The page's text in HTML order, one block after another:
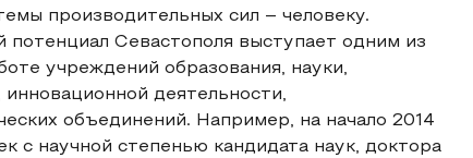
производительных сил – человеку.
потенциал Севастополя выступает одним из
учреждений образования, науки,
деятельности,
объединений. Например, на начало 2014
с научной степенью кандидата наук, доктора